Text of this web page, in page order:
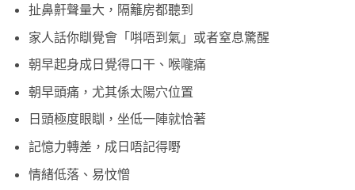
扯鼻鼾聲量大，隔籬房都聽到
家人話你瞓覺會「唞唔到氣」或者窒息驚醒
朝早起身成日覺得口干、喉嚨痛
朝早頭痛，尤其係太陽穴位置
日頭極度眼瞓，坐低一陣就恰著
記憶力轉差，成日唔記得嘢
情緒低落、易忟憎